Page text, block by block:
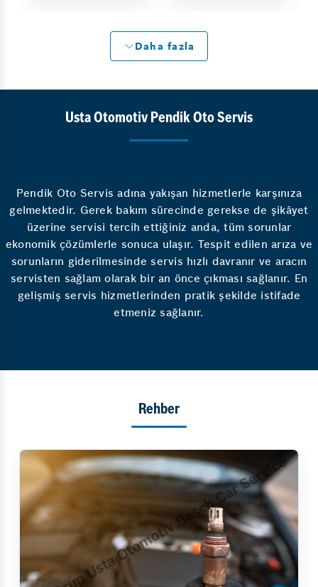
Daha fazla
Usta Otomotiv Pendik Oto Servis
Pendik Oto Servis adına yakışan hizmetlerle karşınıza
gelmektedir. Gerek bakım sürecinde gerekse de şikâyet
üzerine servisi tercih ettiğiniz anda, tüm sorunlar
ekonomik çözümlerle sonuca ulaşır. Tespit edilen arıza ve
sorunların giderilmesinde servis hızlı davranır ve aracın
servisten sağlam olarak bir an önce çıkması sağlanır. En
gelişmiş servis hizmetlerinden pratik şekilde istifade
etmeniz sağlanır.
Rehber